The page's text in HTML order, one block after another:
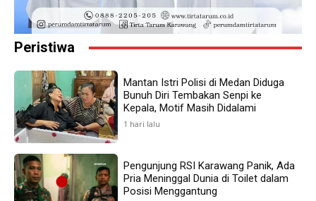
Peristiwa
Mantan Istri Polisi di Medan Diduga
Bunuh Diri Tembakan Senpi ke
Kepala, Motif Masih Didalami
1 hari lalu
Pengunjung RSI Karawang Panik, Ada
Pria Meninggal Dunia di Toilet dalam
Posisi Menggantung